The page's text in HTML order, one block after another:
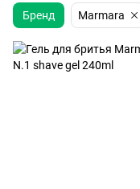
Бренд Marmara